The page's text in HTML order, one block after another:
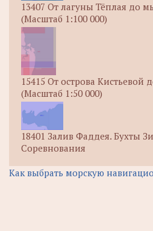
13407 От лагуны Тёплая до
(Масштаб 1:100 000)
15415 От острова Кистьевой
(Масштаб 1:50 000)
18401 Залив Фаддея. Бухты
Соревнования
Как выбрать морскую